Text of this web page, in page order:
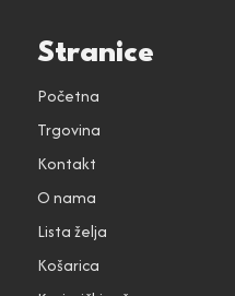
Stranice
Početna
Trgovina
Kontakt
O nama
Lista želja
Košarica